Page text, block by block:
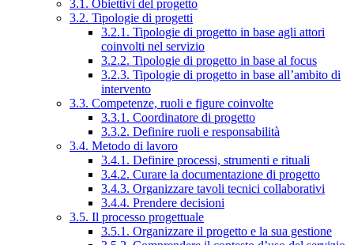
3.1. Obiettivi del progetto
3.2. Tipologie di progetti
3.2.1. Tipologie di progetto in base agli attori
coinvolti nel servizio
3.2.2. Tipologie di progetto in base al focus
3.2.3. Tipologie di progetto in base all’ambito di
intervento
3.3. Competenze, ruoli e figure coinvolte
3.3.1. Coordinatore di progetto
3.3.2. Definire ruoli e responsabilità
3.4. Metodo di lavoro
3.4.1. Definire processi, strumenti e rituali
3.4.2. Curare la documentazione di progetto
3.4.3. Organizzare tavoli tecnici collaborativi
3.4.4. Prendere decisioni
3.5. Il processo progettuale
3.5.1. Organizzare il progetto e la sua gestione